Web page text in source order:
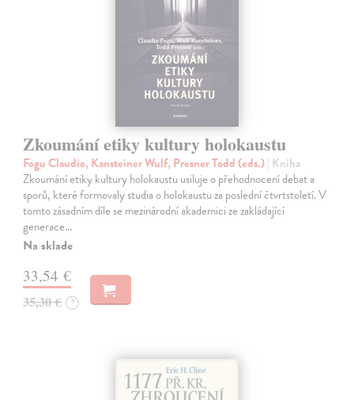
Zkoumání etiky kultury holokaustu
Fogu Claudio, Kansteiner Wulf, Presner Todd (eds.)| Kniha
Zkoumání etiky kultury holokaustu usiluje o přehodnocení debat a
sporů, které formovaly studia o holokaustu za poslední čtvrtstoletí. V
tomto zásadním díle se mezinárodní akademici ze zakládající
generace…
Na sklade
33,54 €
35,30 € ?